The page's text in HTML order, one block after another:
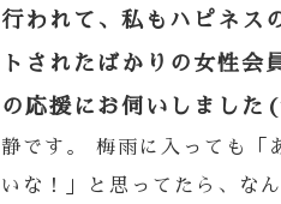
行われて、私もハピネス
トされたばかりの女性会
の応援にお伺いしまし
静です。 梅雨に入っても「
いな！」と思ってたら、な